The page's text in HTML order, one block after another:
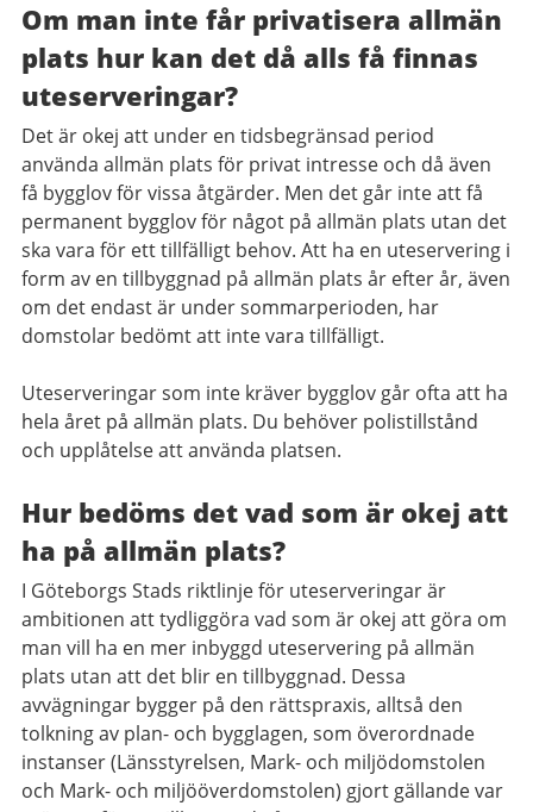
Om man inte får privatisera allmän
plats hur kan det då alls få finnas
uteserveringar?
Det är okej att under en tidsbegränsad period
använda allmän plats för privat intresse och då även
få bygglov för vissa åtgärder. Men det går inte att få
permanent bygglov för något på allmän plats utan det
ska vara för ett tillfälligt behov. Att ha en uteservering i
form av en tillbyggnad på allmän plats år efter år, även
om det endast är under sommarperioden, har
domstolar bedömt att inte vara tillfälligt.
Uteserveringar som inte kräver bygglov går ofta att ha
hela året på allmän plats. Du behöver polistillstånd
och upplåtelse att använda platsen.
Hur bedöms det vad som är okej att
ha på allmän plats?
I Göteborgs Stads riktlinje för uteserveringar är
ambitionen att tydliggöra vad som är okej att göra om
man vill ha en mer inbyggd uteservering på allmän
plats utan att det blir en tillbyggnad. Dessa
avvägningar bygger på den rättspraxis, alltså den
tolkning av plan- och bygglagen, som överordnade
instanser (Länsstyrelsen, Mark- och miljödomstolen
och Mark- och miljööverdomstolen) gjort gällande var